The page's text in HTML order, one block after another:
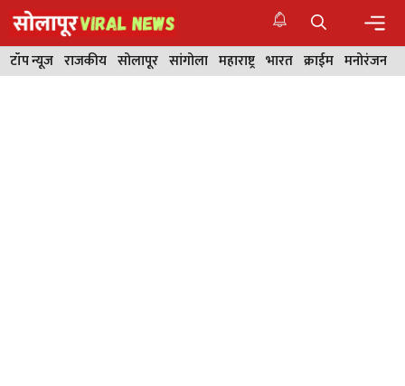
Skip
to
content
टॉप न्यूज राजकीय सोलापूर सांगोला महाराष्ट्र भारत क्राईम मनोरंजन